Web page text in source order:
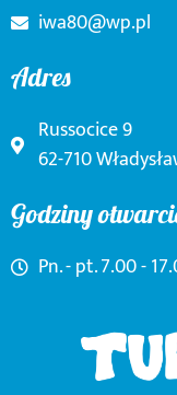
iwa80@wp.pl
Adres
Russocice 9
62-710
Godziny
Pn. - pt. 7.00 -